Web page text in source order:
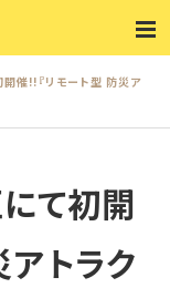
催!!『リモート型 防災ア
て初開
トラク